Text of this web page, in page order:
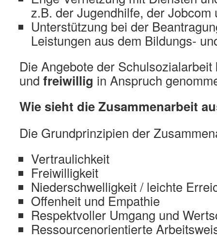
z.B. der Jugendhilfe, der Jobcom
Unterstützung bei der
Leistungen aus dem Bildungs-
Die Angebote der
und freiwillig in Anspruch
Wie sieht die Zusammenarbeit
Die Grundprinzipien der
Vertraulichkeit
Freiwilligkeit
Niederschwelligkeit / leichte
Offenheit und Empathie
Respektvoller Umgang und
Ressourcenorientierte